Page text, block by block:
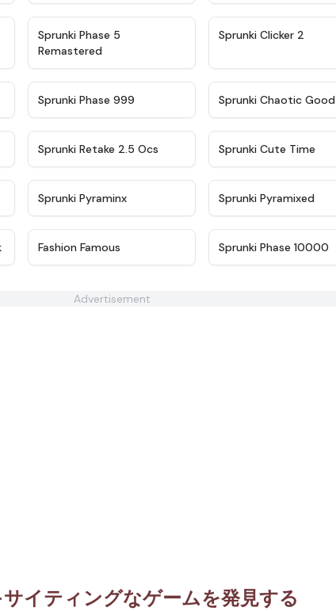
Sprunki Phase 5
Remastered
Sprunki Clicker 2
Sprunki Phase 999 ★
Sprunki Chaotic Good
★
Sprunki Retake 2.5 Ocs Sprunki Cute Time
Sprunki Pyraminx Sprunki Pyramixed
Fashion Famous Sprunki Phase 10000
Advertisement
イティングなゲームを発見する